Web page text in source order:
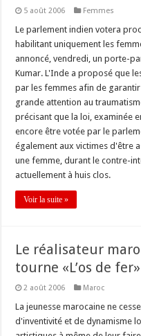
5 août 2006 Femmes
Le parlement indien votera
habilitant uniquement les
annoncé, vendredi, un porte-
Kumar. L'Inde a proposé que
par les femmes afin de
grande attention au
précisant que la loi, examinée
encore être votée par le
également aux victimes d'être
une femme, durant le contre-
actuellement à huis clos.
Voir la suite »
Le réalisateur
tourne «L’os de
2 août 2006 Maroc
La jeunesse marocaine ne
d'inventivité et de dynamisme